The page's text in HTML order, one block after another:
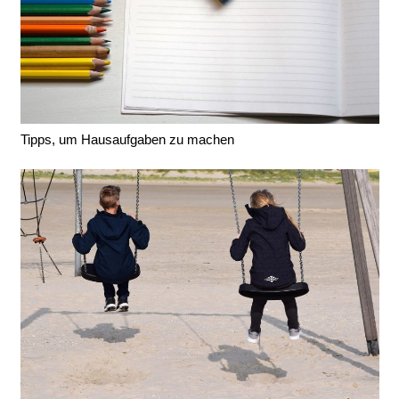
Tipps, um Hausaufgaben zu machen